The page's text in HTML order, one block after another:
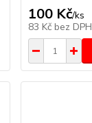
100 Kč/ks
83 Kč bez DPH